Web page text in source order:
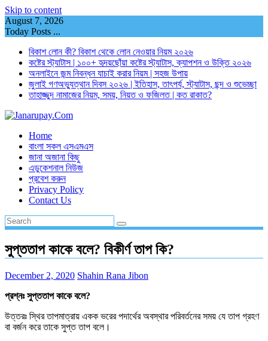
Skip to content
August 7, 2026
Today Posts ...
বিকাশ লোন কী? বিকাশ থেকে লোন নেওয়ার নিয়ম ২০২৬
কষ্টের স্ট্যাটাস | ১০০+ হৃদয়ছোঁয়া কষ্টের স্ট্যাটাস, ক্যাপশন ও উক্তি ২০২৬
অনলাইনে জন্ম নিবন্ধন যাচাই করার নিয়ম | সহজ উপায়
জুলাই গণঅভ্যুত্থান দিবস ২০২৬ | ইতিহাস, তাৎপর্য, স্ট্যাটাস, ছন্দ ও শুভেচ্ছা
তাহাজ্জুদ নামাজের নিয়ম, সময়, নিয়ত ও ফজিলত | কত রাকাত?
Home
বাংলা সকল এসএমএস
জানা অজানা কিছু
এডুকেশনাল নিউজ
প্রবেশ করুন
Privacy Policy
Contact Us
সুপ্ততাপ কাকে বলে? বিকীর্ণ তাপ কি?
December 2, 2020 Shahin Rana Jibon
প্রশ্নঃ সুপ্ততাপ কাকে বলে?
উত্তরঃ স্থির তাপমাত্রায় একক ভরের পদার্থের অবস্থার পরিবর্তনের সময় যে তাপ গ্রহণ
বা বর্জন করে তাকে সুপ্ত তাপ বলে।